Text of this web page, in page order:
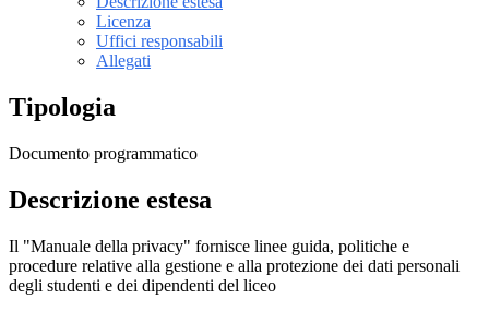
Licenza
Uffici responsabili
Allegati
Tipologia
Documento programmatico
Descrizione estesa
Il "Manuale della privacy" fornisce linee guida, politiche e
procedure relative alla gestione e alla protezione dei dati personali
degli studenti e dei dipendenti del liceo